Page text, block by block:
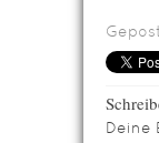
Deine